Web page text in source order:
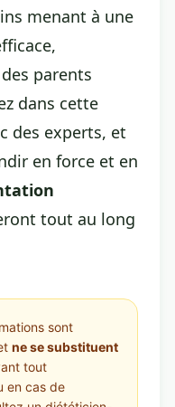
menant à une
parents
dans cette
des experts, et
en force et en
tout au long
sont
ne se substituent
tout
en cas de